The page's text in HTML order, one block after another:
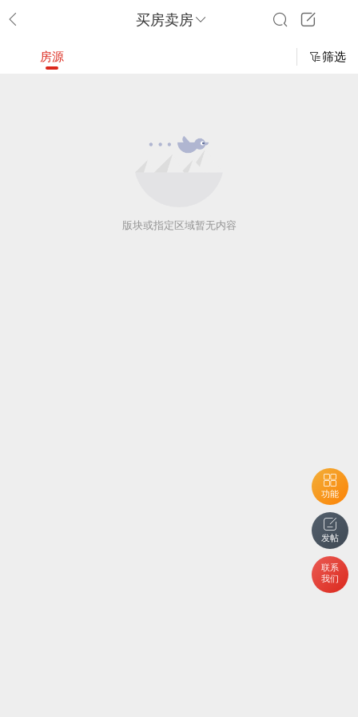
买房卖房
功能
发帖
联系
我们
房源 筛选
版块或指定区域暂无内容